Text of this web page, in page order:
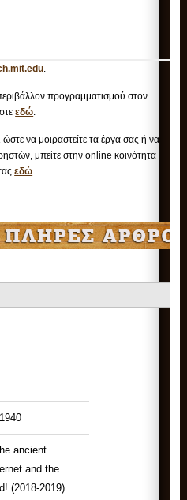
.
προγραμματισμού στον
εδώ.
ώστε να μοιραστείτε τα έργα σας ή να
μπείτε στην online κοινότητα
εδώ.
ancient
and the
(2018-2019)